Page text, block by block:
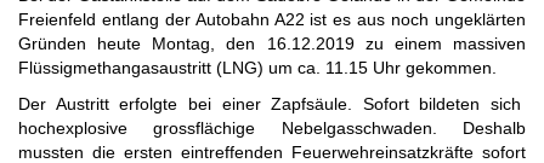
Freienfeld entlang der Autobahn A22 ist es aus noch ungeklärten
Gründen heute Montag, den 16.12.2019 zu einem massiven
Flüssigmethangasaustritt (LNG) um ca. 11.15 Uhr gekommen.
Der Austritt erfolgte bei einer Zapfsäule. Sofort bildeten sich
hochexplosive grossflächige Nebelgasschwaden. Deshalb
mussten die ersten eintreffenden Feuerwehreinsatzkräfte sofort